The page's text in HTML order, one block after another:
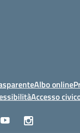
Albo online
Accesso